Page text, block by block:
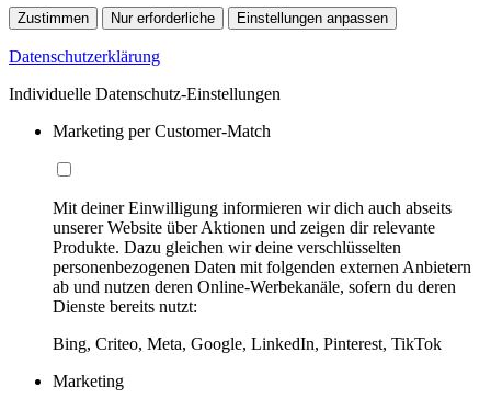
Zustimmen Nur erforderliche Einstellungen anpassen
Datenschutzerklärung
Individuelle Datenschutz-Einstellungen
Marketing per Customer-Match
Mit deiner Einwilligung informieren wir dich auch abseits
unserer Website über Aktionen und zeigen dir relevante
Produkte. Dazu gleichen wir deine verschlüsselten
personenbezogenen Daten mit folgenden externen Anbietern
ab und nutzen deren Online-Werbekanäle, sofern du deren
Dienste bereits nutzt:
Bing, Criteo, Meta, Google, LinkedIn, Pinterest, TikTok
Marketing